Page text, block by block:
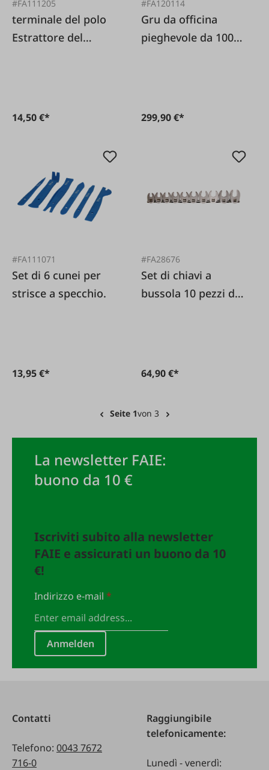
#FA111205
terminale del polo
Estrattore del
14,50 €*
#FA120114
Gru da officina
pieghevole da 1000
299,90 €*
#FA111071
Set di 6 cunei per
strisce a specchio.
13,95 €*
#FA28676
Set di chiavi a
bussola 10 pezzi da
64,90 €*
Seite 1von 3
La newsletter FAIE:
buono da 10 €
Iscriviti subito alla newsletter
FAIE e assicurati un buono da 10
€!
Indirizzo e-mail*
Anmelden
Contatti
Telefono: 0043 7672
716-0
Raggiungibile
telefonicamente:
Lunedì - venerdì: